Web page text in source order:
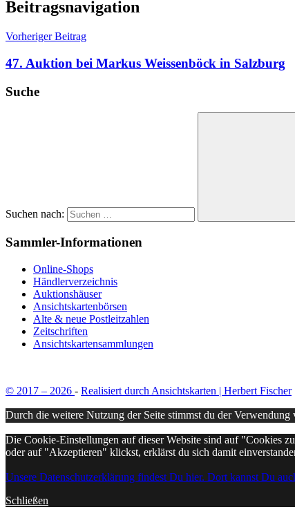
Beitragsnavigation
Vorheriger Beitrag
47. Auktion bei Markus Weissenböck in Salzburg
Suche
Suchen nach:
Sammler-Informationen
Online-Shops
Händlerverzeichnis
Auktionshäuser
Ansichtskartenbörsen
Alte & neue Postleitzahlen
Zeitschriften
Ansichtskartensammlungen
© 2017 – 2026 - Realisiert durch Ansichtskarten | Herbert Fischer
Durch die weitere Nutzung der Seite stimmst du der Verwendung
Die Cookie-Einstellungen auf dieser Website sind auf "Cookies
oder auf "Akzeptieren" klickst, erklärst du sich damit
Unsere Datenschutzerklärung findest Du hier. Dort kannst Du
Schließen